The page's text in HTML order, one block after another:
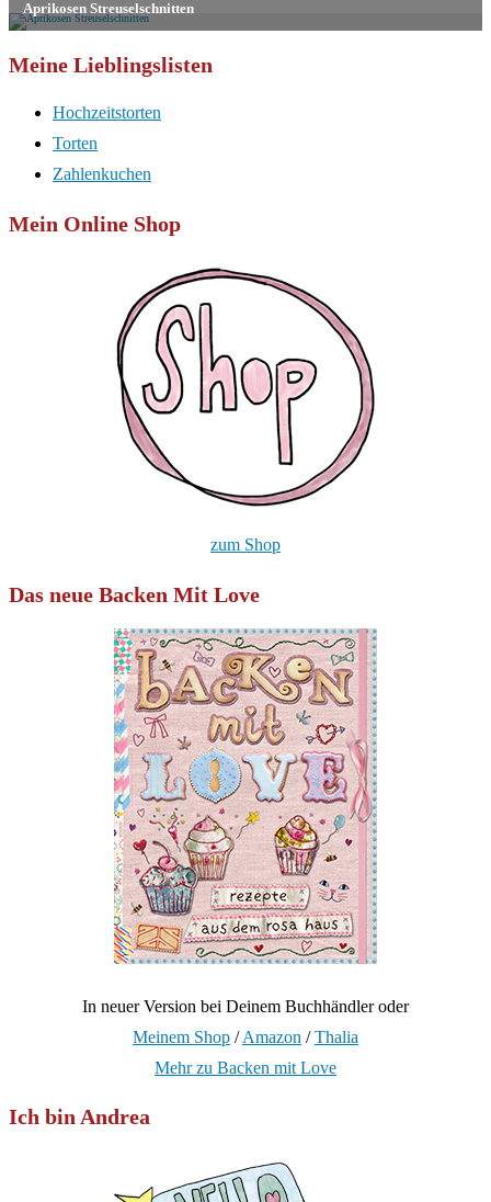
Meine Lieblingslisten
Hochzeitstorten
Torten
Zahlenkuchen
Mein Online Shop
zum Shop
Das neue Backen Mit Love
In neuer Version bei Deinem Buchhändler oder
Meinem Shop /Amazon /Thalia
Mehr zu Backen mit Love
Ich bin Andrea